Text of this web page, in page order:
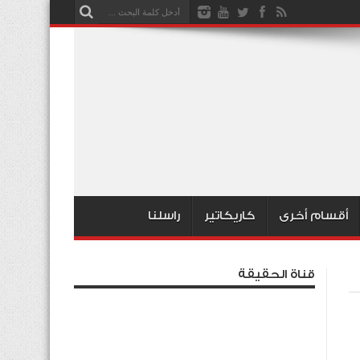
أقسام أخرى كاريكاتير راسلنا
قناة الحقيقة